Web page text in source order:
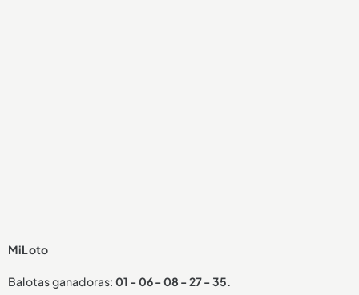
MiLoto
Balotas ganadoras: 01 - 06 - 08 - 27 - 35.